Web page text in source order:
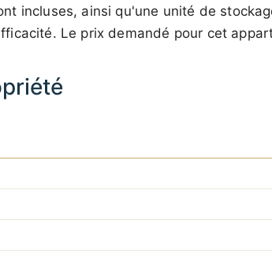
incluses, ainsi qu'une unité de
Le prix demandé pour cet